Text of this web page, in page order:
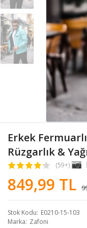
Erkek
Rüzgarlık &
(59+)
849,99 TL
Stok Kodu E0210-15-103
Marka Zafoni